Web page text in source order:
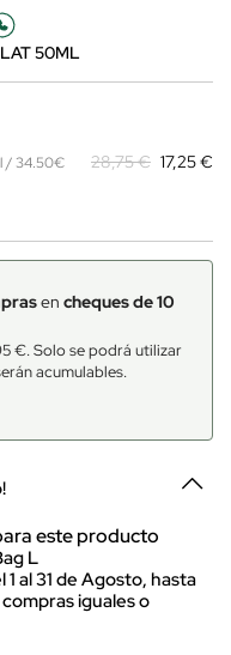
50ML
/ 34.50€ 28,75 € 17,25 €
en cheques de 10
€. Solo se podrá utilizar
acumulables.
este producto
L
al 31 de Agosto, hasta
iguales o